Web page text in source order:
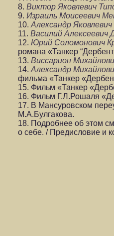
8. Виктор Яковлевич
9. Израиль Моисеевич
10. Александр
11. Василий Алексеевич
12. Юрий Соломонович
романа «Танкер
13. Виссарион
14. Александр
фильма «Танкер
15. Фильм «Танкер
16. Фильм Г.Л.Рошаля
17. В Мансуровском
М.А.Булгакова.
18. Подробнее об этом
о себе. / Предисловие и